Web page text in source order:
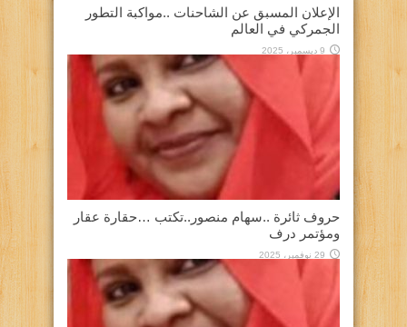
الإعلان المسبق عن الشاحنات ..مواكبة التطور
الجمركي في العالم
9 ديسمبر، 2025
حروف ثائرة ..سهام منصور..تكتب …حقارة عقار
ومؤتمر درف
29 نوفمبر، 2025